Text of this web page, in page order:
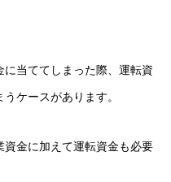
当ててしまった際、運転資
ケースがあります。
金に加えて運転資金も必要